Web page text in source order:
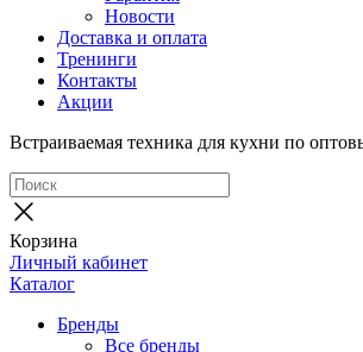
Новости
Доставка и оплата
Тренинги
Контакты
Акции
Встраиваемая техника для кухни по
Корзина
Личный кабинет
Каталог
Бренды
Все бренды